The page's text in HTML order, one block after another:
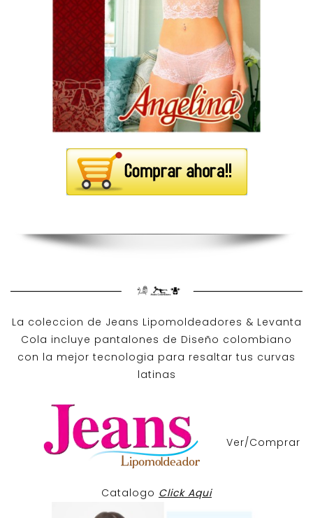
La coleccion de Jeans Lipomoldeadores & Levanta
Cola incluye pantalones de Diseño colombiano
con la mejor tecnologia para resaltar tus curvas
latinas
Ver/Comprar
Catalogo Click Aqui